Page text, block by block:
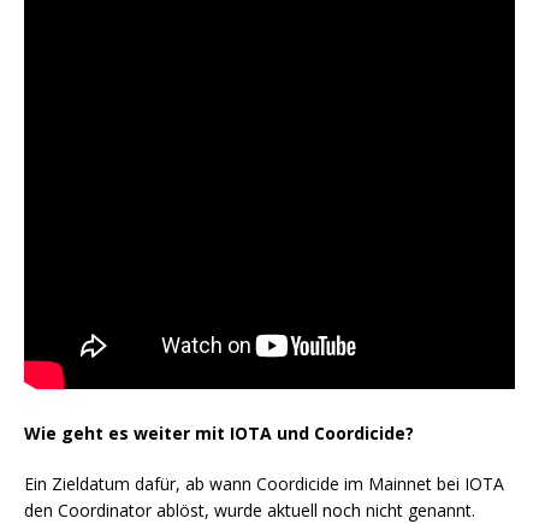
Wie geht es weiter mit IOTA und Coordicide?
Ein Zieldatum dafür, ab wann Coordicide im Mainnet bei IOTA
den Coordinator ablöst, wurde aktuell noch nicht genannt.